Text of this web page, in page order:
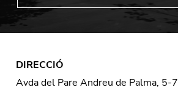
DIRECCIÓ
Avda del Pare Andreu de Palma, 5-7